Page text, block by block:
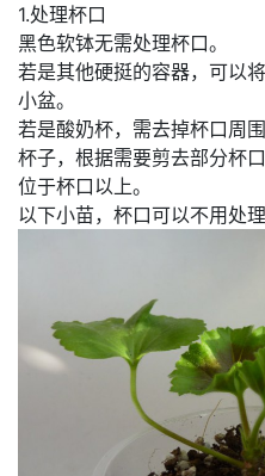
1.处理杯口
黑色软钵无需处理杯口。
若是其他硬挺的容器，可以
小盆。
若是酸奶杯，需去掉杯口周
杯子，根据需要剪去部分杯
位于杯口以上。
以下小苗，杯口可以不用处理